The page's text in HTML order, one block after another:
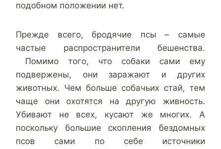
подобном положении нет.
Прежде всего, бродячие псы – самые
частые распространители бешенства.
Помимо того, что собаки сами ему
подвержены, они заражают и других
животных. Чем больше собачьих стай, тем
чаще они охотятся на другую живность.
Убивают не всех, кусают же многих. А
поскольку большие скопления бездомных
псов сами по себе источники